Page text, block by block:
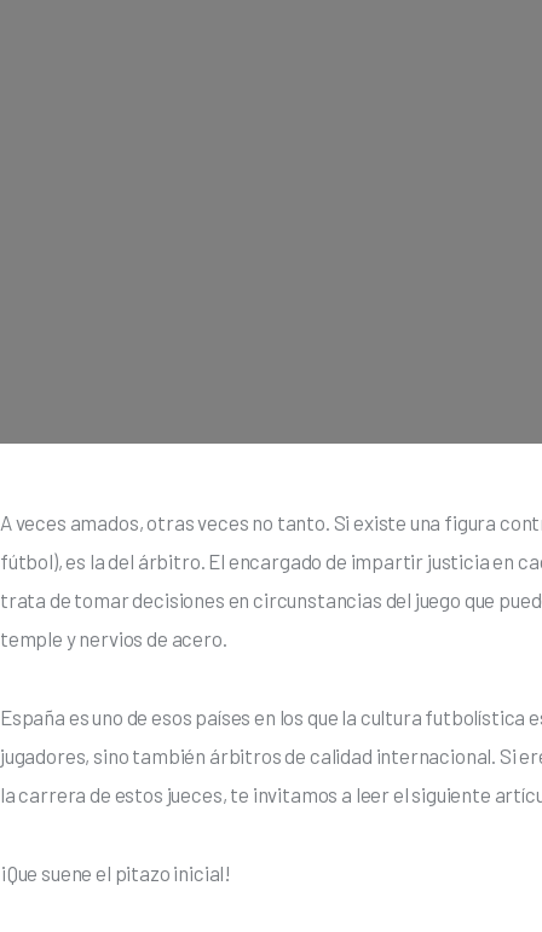
A veces amados, otras veces no tanto. Si existe una figura
fútbol), es la del árbitro. El encargado de impartir justicia en
trata de tomar decisiones en circunstancias del juego que
temple y nervios de acero.
España es uno de esos países en los que la cultura
jugadores, sino también árbitros de calidad internacional. Si
la carrera de estos jueces, te invitamos a leer el siguiente
¡Que suene el pitazo inicial!